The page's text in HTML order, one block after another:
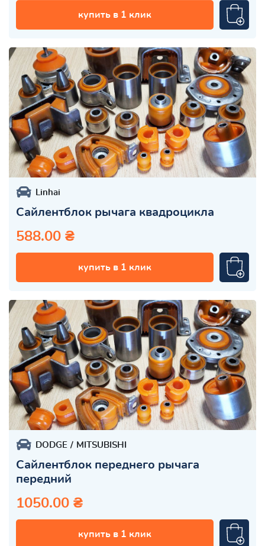
купить в 1 клик
Linhai
Сайлентблок рычага квадроцикла
588.00 ₴
купить в 1 клик
DODGE MITSUBISHI
Сайлентблок переднего рычага
передний
1050.00 ₴
купить в 1 клик